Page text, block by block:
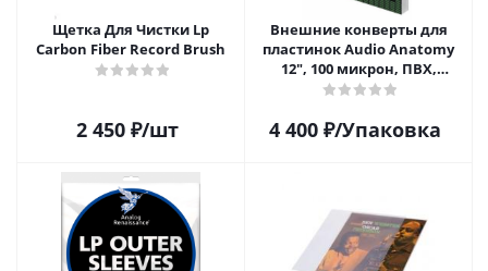
Щетка Для Чистки Lp
Carbon Fiber Record Brush
2 450₽/шт
Внешние конверты для
пластинок Audio Anatomy
12", 100 микрон, ПВХ,
GATEFOLD (25 шт)
4 400₽/Упаковка